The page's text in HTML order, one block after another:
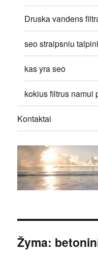
Druska vandens
seo straipsniu
kas yra seo
kokius filtrus namui
Kontaktai
Žyma: